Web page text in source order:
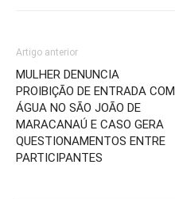
Artigo anterior
MULHER DENUNCIA
PROIBIÇÃO DE ENTRADA COM
ÁGUA NO SÃO JOÃO DE
MARACANAÚ E CASO GERA
QUESTIONAMENTOS ENTRE
PARTICIPANTES